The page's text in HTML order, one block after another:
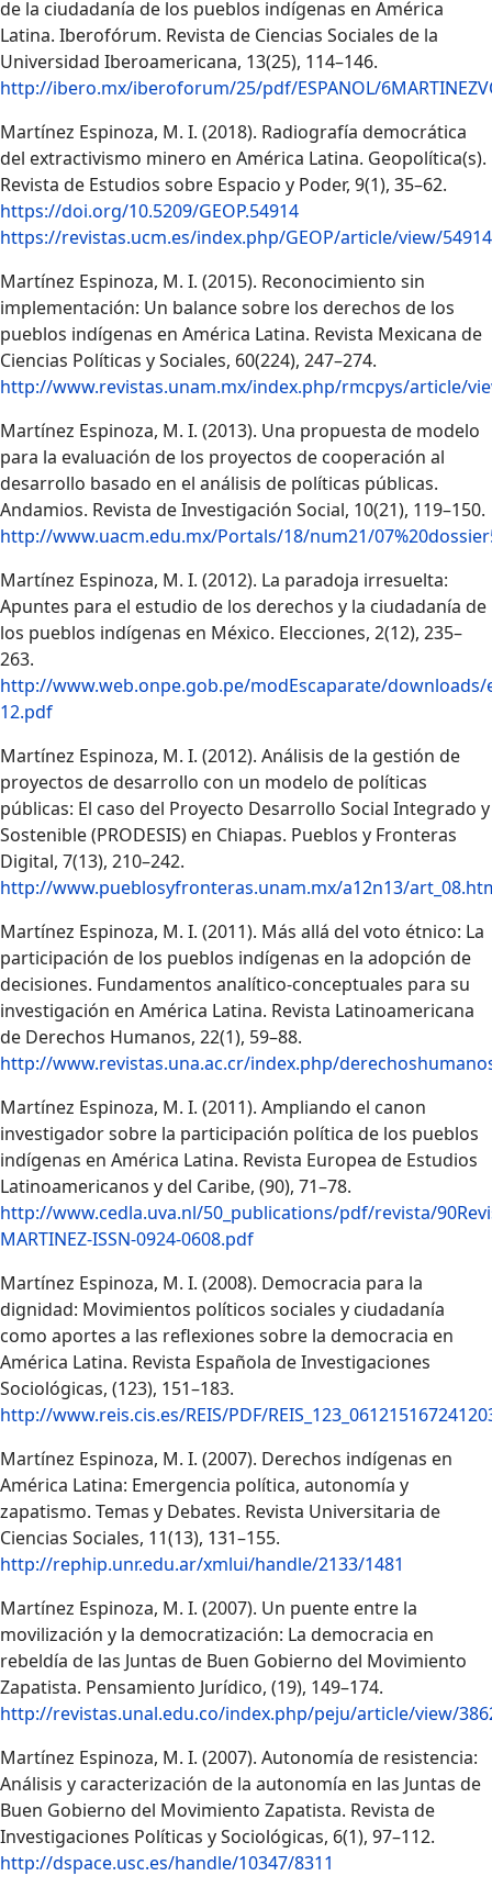
de la ciudadanía de los pueblos indígenas en América
Latina. Iberofórum. Revista de Ciencias Sociales de la
Universidad Iberoamericana, 13(25), 114–146.
http://ibero.mx/iberoforum/25/pdf/ESPANOL/
Martínez Espinoza, M. I. (2018). Radiografía democrática
del extractivismo minero en América Latina. Geopolítica(s).
Revista de Estudios sobre Espacio y Poder, 9(1), 35–62.
https://doi.org/10.5209/GEOP.54914
https://revistas.ucm.es/index.php/GEOP/article/view/54914
Martínez Espinoza, M. I. (2015). Reconocimiento sin
implementación: Un balance sobre los derechos de los
pueblos indígenas en América Latina. Revista Mexicana de
Ciencias Políticas y Sociales, 60(224), 247–274.
http://www.revistas.unam.mx/index.php/rmcpys/article/
Martínez Espinoza, M. I. (2013). Una propuesta de modelo
para la evaluación de los proyectos de cooperación al
desarrollo basado en el análisis de políticas públicas.
Andamios. Revista de Investigación Social, 10(21), 119–150.
http://www.uacm.edu.mx/Portals/18/num21/
Martínez Espinoza, M. I. (2012). La paradoja irresuelta:
Apuntes para el estudio de los derechos y la ciudadanía de
los pueblos indígenas en México. Elecciones, 2(12), 235–
263.
http://www.web.onpe.gob.pe/modEscaparate/downloads/
12.pdf
Martínez Espinoza, M. I. (2012). Análisis de la gestión de
proyectos de desarrollo con un modelo de políticas
públicas: El caso del Proyecto Desarrollo Social Integrado y
Sostenible (PRODESIS) en Chiapas. Pueblos y Fronteras
Digital, 7(13), 210–242.
http://www.pueblosyfronteras.unam.mx/a12n13/
Martínez Espinoza, M. I. (2011). Más allá del voto étnico: La
participación de los pueblos indígenas en la adopción de
decisiones. Fundamentos analítico-conceptuales para su
investigación en América Latina. Revista Latinoamericana
de Derechos Humanos, 22(1), 59–88.
http://www.revistas.una.ac.cr/index.php/
Martínez Espinoza, M. I. (2011). Ampliando el canon
investigador sobre la participación política de los pueblos
indígenas en América Latina. Revista Europea de Estudios
Latinoamericanos y del Caribe, (90), 71–78.
http://www.cedla.uva.nl/50_publications/pdf/revista/
MARTINEZ-ISSN-0924-0608.pdf
Martínez Espinoza, M. I. (2008). Democracia para la
dignidad: Movimientos políticos sociales y ciudadanía
como aportes a las reflexiones sobre la democracia en
América Latina. Revista Española de Investigaciones
Sociológicas, (123), 151–183.
http://www.reis.cis.es/REIS/PDF/
Martínez Espinoza, M. I. (2007). Derechos indígenas en
América Latina: Emergencia política, autonomía y
zapatismo. Temas y Debates. Revista Universitaria de
Ciencias Sociales, 11(13), 131–155.
http://rephip.unr.edu.ar/xmlui/handle/2133/1481
Martínez Espinoza, M. I. (2007). Un puente entre la
movilización y la democratización: La democracia en
rebeldía de las Juntas de Buen Gobierno del Movimiento
Zapatista. Pensamiento Jurídico, (19), 149–174.
http://revistas.unal.edu.co/index.php/peju/article/view/
Martínez Espinoza, M. I. (2007). Autonomía de resistencia:
Análisis y caracterización de la autonomía en las Juntas de
Buen Gobierno del Movimiento Zapatista. Revista de
Investigaciones Políticas y Sociológicas, 6(1), 97–112.
http://dspace.usc.es/handle/10347/8311